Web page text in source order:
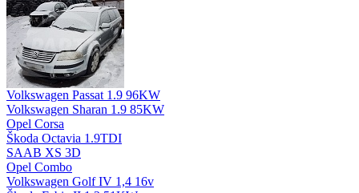
Volkswagen Passat 1.9 96KW
Volkswagen Sharan 1.9 85KW
Opel Corsa
Škoda Octavia 1.9TDI
SAAB XS 3D
Opel Combo
Volkswagen Golf IV 1,4 16v